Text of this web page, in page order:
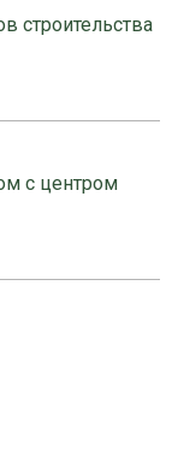
строительства
с центром